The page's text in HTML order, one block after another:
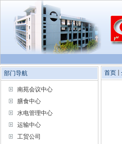
部门导航
南苑会议中心
膳食中心
水电管理中心
运输中心
工贸公司
首页